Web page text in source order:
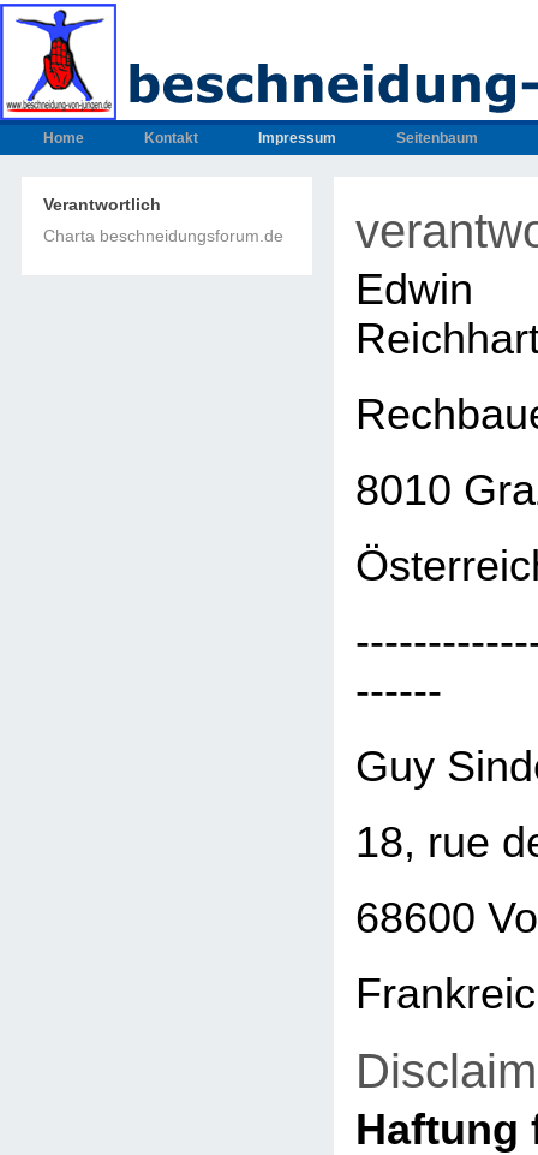
Home Kontakt Impressum Seitenbaum
Verantwortlich
Charta beschneidungsforum.de
8010
------
Guy
18, rue
68600
Haftung